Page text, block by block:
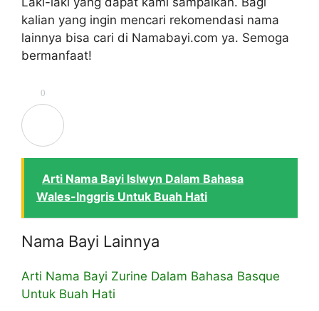
kalian yang ingin mencari rekomendasi nama
lainnya bisa cari di Namabayi.com ya. Semoga
bermanfaat!
0
Arti Nama Bayi Islwyn Dalam Bahasa
Wales-Inggris Untuk Buah Hati
Nama Bayi Lainnya
Arti Nama Bayi Zurine Dalam Bahasa Basque
Untuk Buah Hati